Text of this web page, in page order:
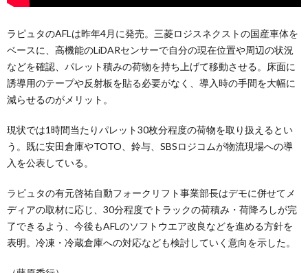
ラピュタのAFLは昨年4月に発売。三菱ロジスネクストの国産車体を
ベースに、高機能のLiDARセンサーで自分の現在位置や周辺の状況
などを確認、パレット積みの荷物を持ち上げて移動させる。床面に
誘導用のテープや反射板を貼る必要がなく、導入時の手間を大幅に
減らせるのがメリット。
現状では1時間当たりパレット30枚分程度の荷物を取り扱えるとい
う。既に安田倉庫やTOTO、鈴与、SBSロジコムが物流現場への導
入を公表している。
ラピュタの有元啓祐自動フォークリフト事業部長はデモに併せてメ
ディアの取材に応じ、30分程度でトラックの荷積み・荷降ろしが完
了できるよう、今後もAFLのソフトウエア改良などを進める方針を
表明。冷凍・冷蔵倉庫への対応なども検討していく意向を示した。